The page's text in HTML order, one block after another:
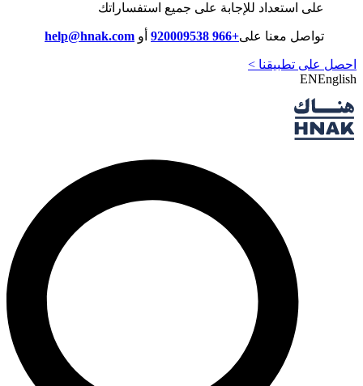
على استعداد للإجابة على جميع استفساراتك
تواصل معنا على+966 920009538 أو help@hnak.com
احصل على تطبيقنا >
ENEnglish